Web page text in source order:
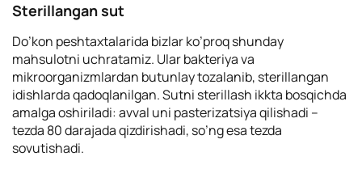
Sterillangan sut
Do’kon peshtaxtalarida bizlar ko’proq shunday
mahsulotni uchratamiz. Ular bakteriya va
mikroorganizmlardan butunlay tozalanib, sterillangan
idishlarda qadoqlanilgan. Sutni sterillash ikkta bosqichda
amalga oshiriladi: avval uni pasterizatsiya qilishadi –
tezda 80 darajada qizdirishadi, so’ng esa tezda
sovutishadi.